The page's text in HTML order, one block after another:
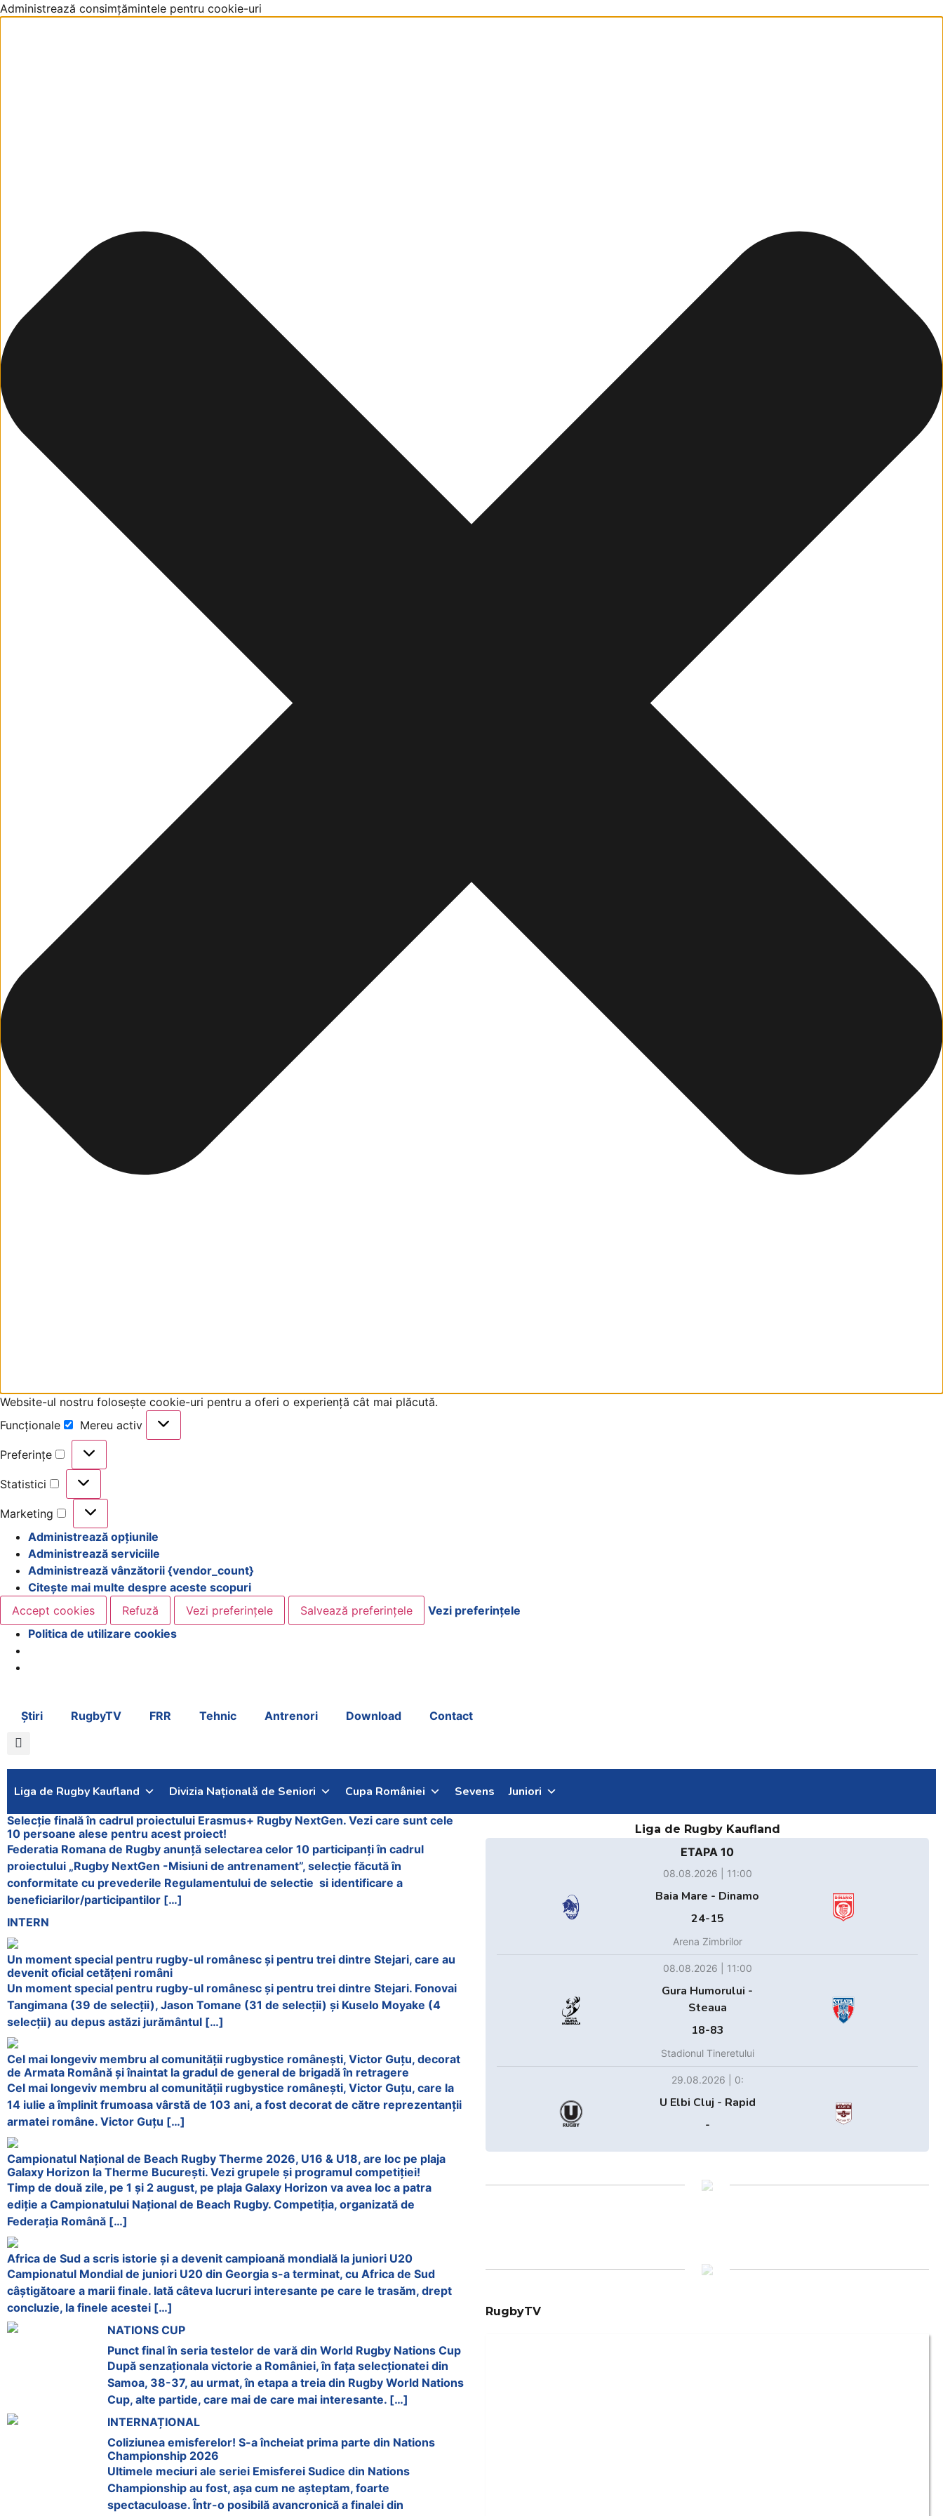
Administrează consimțămintele pentru cookie-uri
Website-ul nostru folosește cookie-uri pentru a oferi o experiență cât mai plăcută.
Funcționale
Mereu activ
Preferințe
Statistici
Marketing
Administrează opțiunile
Administrează serviciile
Administrează vânzătorii {vendor_count}
Citește mai multe despre aceste scopuri
Accept cookies
Refuză Vezi preferințele Salvează preferințele
Vezi preferințele
Politica de utilizare cookies
Știri RugbyTV FRR Tehnic Antrenori Download Contact
Liga de Rugby Kaufland Divizia Națională de Seniori Cupa României Sevens Juniori
Selecție finală în cadrul proiectului Erasmus+ Rugby NextGen. Vezi care sunt cele
10 persoane alese pentru acest proiect!
Federatia Romana de Rugby anunță selectarea celor 10 participanți în cadrul
proiectului „Rugby NextGen -Misiuni de antrenament”, selecție făcută în
conformitate cu prevederile Regulamentului de selectie si identificare a
beneficiarilor/participantilor […]
INTERN
Un moment special pentru rugby-ul românesc și pentru trei dintre Stejari, care au
devenit oficial cetățeni români
Un moment special pentru rugby-ul românesc și pentru trei dintre Stejari. Fonovai
Tangimana (39 de selecții), Jason Tomane (31 de selecții) și Kuselo Moyake (4
selecții) au depus astăzi jurământul […]
Cel mai longeviv membru al comunității rugbystice românești, Victor Guțu, decorat
de Armata Română și înaintat la gradul de general de brigadă în retragere
Cel mai longeviv membru al comunității rugbystice românești, Victor Guțu, care la
14 iulie a împlinit frumoasa vârstă de 103 ani, a fost decorat de către reprezentanții
armatei române. Victor Guțu […]
Campionatul Național de Beach Rugby Therme 2026, U16 & U18, are loc pe plaja
Galaxy Horizon la Therme București. Vezi grupele și programul competiției!
Timp de două zile, pe 1 și 2 august, pe plaja Galaxy Horizon va avea loc a patra
ediție a Campionatului Național de Beach Rugby. Competiția, organizată de
Federația Română […]
Africa de Sud a scris istorie și a devenit campioană mondială la juniori U20
Campionatul Mondial de juniori U20 din Georgia s-a terminat, cu Africa de Sud
câștigătoare a marii finale. Iată câteva lucruri interesante pe care le trasăm, drept
concluzie, la finele acestei […]
NATIONS CUP
Punct final în seria testelor de vară din World Rugby Nations Cup
După senzaționala victorie a României, în fața selecționatei din
Samoa, 38-37, au urmat, în etapa a treia din Rugby World Nations
Cup, alte partide, care mai de care mai interesante. […]
INTERNAȚIONAL
Coliziunea emisferelor! S-a încheiat prima parte din Nations
Championship 2026
Ultimele meciuri ale seriei Emisferei Sudice din Nations
Championship au fost, așa cum ne așteptam, foarte
spectaculoase. Într-o posibilă avancronică a finalei din
Liga de Rugby Kaufland
ETAPA 10
08.08.2026 | 11:00
Baia Mare - Dinamo
24-15
Arena Zimbrilor
08.08.2026 | 11:00
Gura Humorului -
Steaua
18-83
Stadionul Tineretului
29.08.2026 | 0:
U Elbi Cluj - Rapid
-
RugbyTV